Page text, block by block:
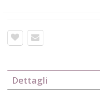
Dettagli